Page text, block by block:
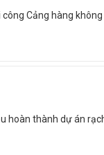
Cảng hàng
hoàn thành dự án